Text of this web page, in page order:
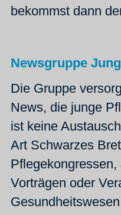
bekommst dann
Newsgruppe
Die Gruppe
News, die junge
ist keine
Art Schwarzes
Vorträgen oder